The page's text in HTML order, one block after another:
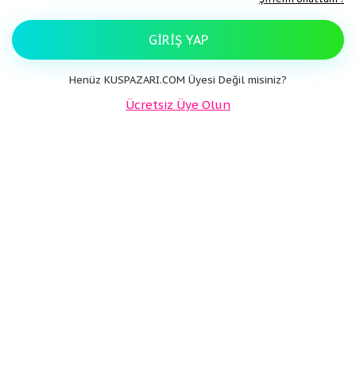
GIRIŞ YAP
Henüz KUSPAZARI.COM Üyesi Değil misiniz?
Ücretsiz Üye Olun